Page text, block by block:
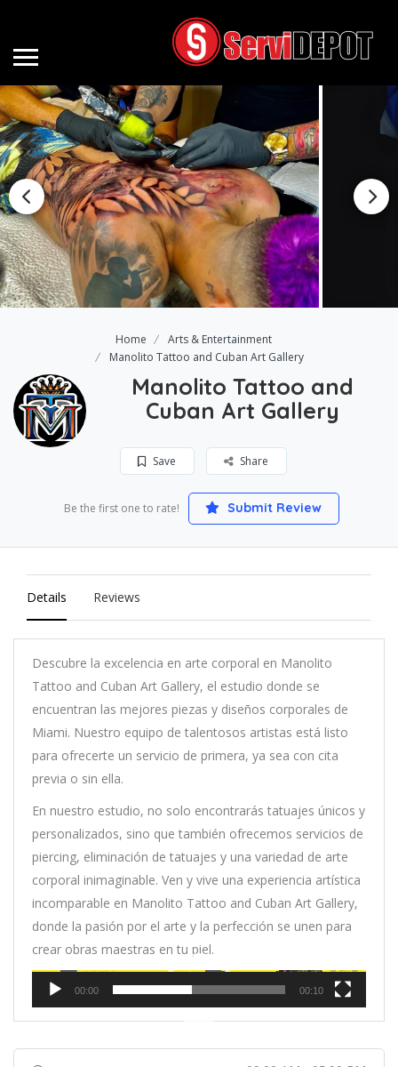
Home
Arts & Entertainment
Manolito Tattoo and Cuban Art Gallery
Manolito Tattoo and
Cuban Art Gallery
Save Share
Be the first one to rate! Submit Review
Details Reviews
Descubre la excelencia en arte corporal en Manolito
Tattoo and Cuban Art Gallery, el estudio donde se
encuentran las mejores piezas y diseños corporales de
Miami. Nuestro equipo de talentosos artistas está listo
para ofrecerte un servicio de primera, ya sea con cita
previa o sin ella.
En nuestro estudio, no solo encontrarás tatuajes únicos y
personalizados, sino que también ofrecemos servicios de
piercing, eliminación de tatuajes y una variedad de arte
corporal inimaginable. Ven y vive una experiencia artística
incomparable en Manolito Tattoo and Cuban Art Gallery,
donde la pasión por el arte y la perfección se unen para
crear obras maestras en tu piel.
Video
Player
00:00 00:10